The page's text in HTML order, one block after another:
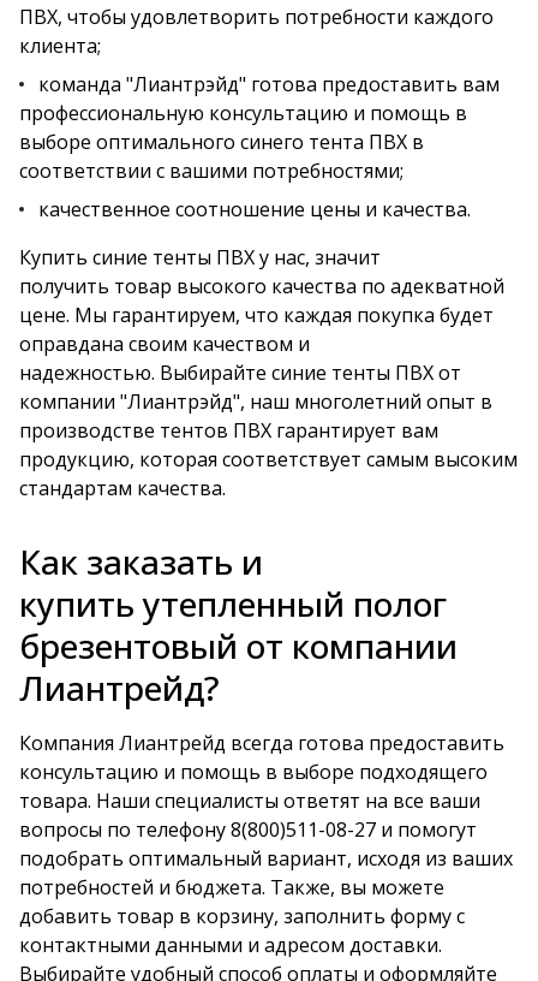
ПВХ, чтобы удовлетворить потребности каждого
клиента;
команда "Лиантрэйд" готова предоставить вам
профессиональную консультацию и помощь в
выборе оптимального синего тента ПВХ в
соответствии с вашими потребностями;
качественное соотношение цены и качества.
Купить синие тенты ПВХ у нас, значит
получить товар высокого качества по адекватной
цене. Мы гарантируем, что каждая покупка будет
оправдана своим качеством и
надежностью. Выбирайте синие тенты ПВХ от
компании "Лиантрэйд", наш многолетний опыт в
производстве тентов ПВХ гарантирует вам
продукцию, которая соответствует самым высоким
стандартам качества.
Как заказать и
купить утепленный полог
брезентовый от компании
Лиантрейд?
Компания Лиантрейд всегда готова предоставить
консультацию и помощь в выборе подходящего
товара. Наши специалисты ответят на все ваши
вопросы по телефону8(800)511-08-27 и помогут
подобрать оптимальный вариант, исходя из ваших
потребностей и бюджета. Также, вы можете
добавить товар в корзину, заполнить форму с
контактными данными и адресом доставки.
Выбирайте удобный способ оплаты и оформляйте